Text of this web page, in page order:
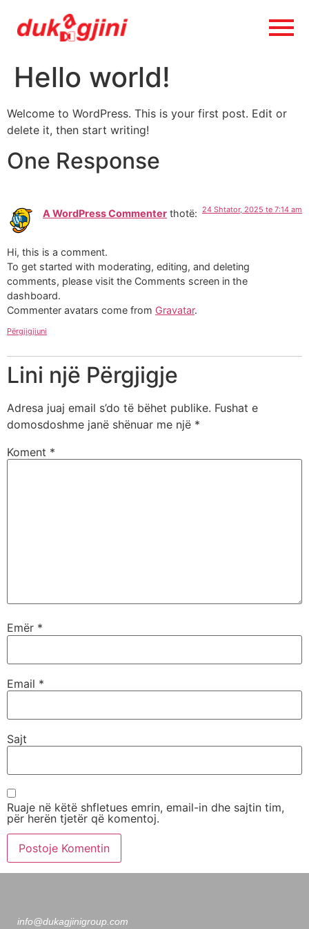
Hello world!
Welcome to WordPress. This is your first post. Edit or
delete it, then start writing!
One Response
A WordPress Commenter thotë: 24 Shtator, 2025 te 7:14 am
Hi, this is a comment.
To get started with moderating, editing, and deleting
comments, please visit the Comments screen in the
dashboard.
Commenter avatars come from Gravatar.
Përgjigjiuni
Lini një Përgjigje
Adresa juaj email s’do të bëhet publike. Fushat e
domosdoshme janë shënuar me një *
Koment *
Emër *
Email *
Sajt
Ruaje në këtë shfletues emrin, email-in dhe sajtin tim,
për herën tjetër që komentoj.
info@dukagjinigroup.com